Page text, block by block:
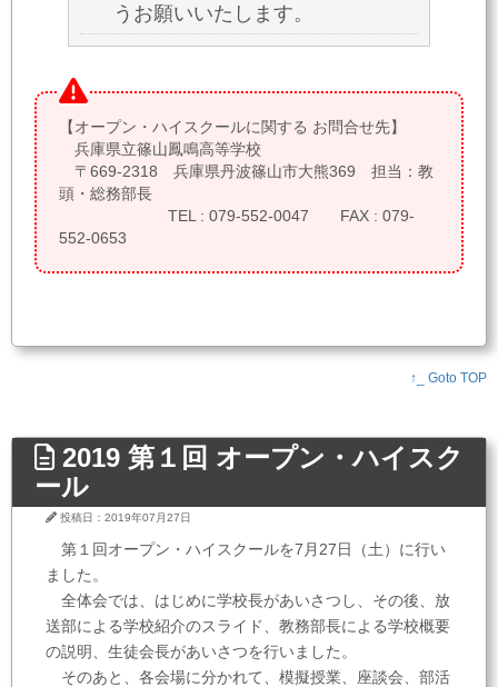
うお願いいたします。
【オープン・ハイスクールに関する お問合せ先】
兵庫県立篠山鳳鳴高等学校
〒669-2318 兵庫県丹波篠山市大熊369 担当：教
頭・総務部長
TEL : 079-552-0047 FAX : 079-
552-0653
↑_ Goto TOP
2019 第１回 オープン・ハイスク
ール
投稿日：2019年07月27日
第１回オープン・ハイスクールを7月27日（土）に行い
ました。
全体会では、はじめに学校長があいさつし、その後、放
送部による学校紹介のスライド、教務部長による学校概要
の説明、生徒会長があいさつを行いました。
そのあと、各会場に分かれて、模擬授業、座談会、部活